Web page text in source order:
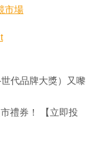
市場
代品牌大獎）又嚟
禮券！ 【立即投